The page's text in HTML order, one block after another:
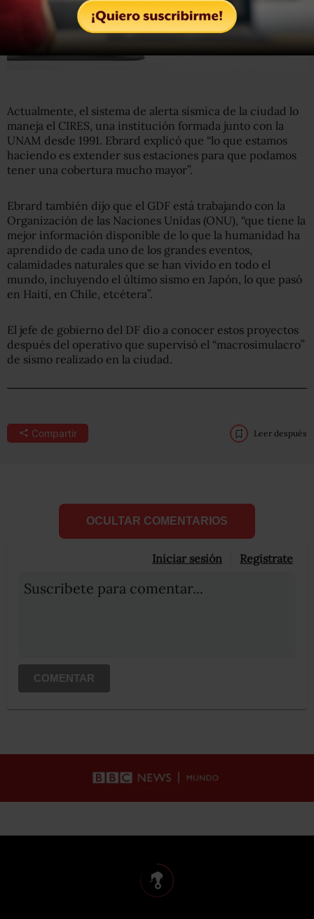
Actualmente, el sistema de alerta sísmica de la ciudad lo
maneja el CIRES, una institución formada junto con la
UNAM desde 1991. Ebrard explicó que “lo que estamos
haciendo es extender sus estaciones para que podamos
tener una cobertura mucho mayor”.
Ebrard también dijo que el GDF está trabajando con la
Organización de las Naciones Unidas (ONU), “que tiene la
mejor información disponible de lo que la humanidad ha
aprendido de cada uno de los grandes eventos,
calamidades naturales que se han vivido en todo el
mundo, incluyendo el último sismo en Japón, lo que pasó
en Haití, en Chile, etcétera”.
El jefe de gobierno del DF dio a conocer estos proyectos
después del operativo que supervisó el “macrosimulacro”
de sismo realizado en la ciudad.
Compartir Leer después
OCULTAR COMENTARIOS
Iniciar sesión Registrate
Suscribete para comentar...
COMENTAR